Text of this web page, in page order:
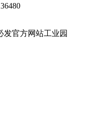
发官方网站工业园